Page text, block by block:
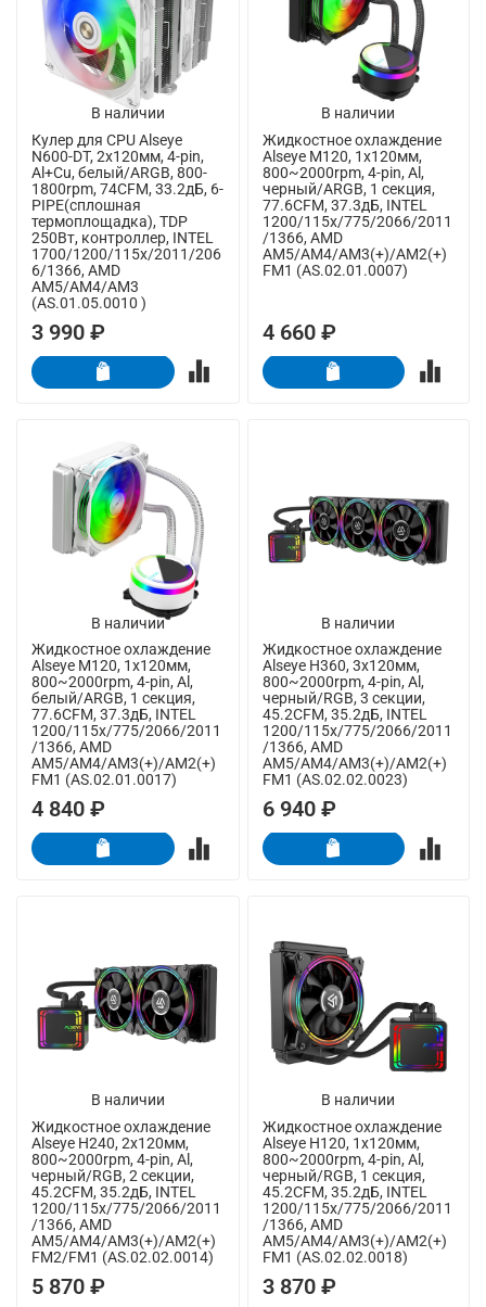
В наличии
Кулер для CPU Alseye
N600-DT, 2х120мм, 4-pin,
Al+Cu, белый/ARGB, 800-
1800rpm, 74CFM, 33.2дБ, 6-
PIPE(сплошная
термоплощадка), TDP
250Вт, контроллер, INTEL
1700/1200/115x/2011/206
6/1366, AMD
AM5/AM4/AM3
(AS.01.05.0010 )
3 990 ₽
В наличии
Жидкостное охлаждение
Alseye M120, 1х120мм,
800~2000rpm, 4-pin, Al,
черный/ARGB, 1 секция,
77.6CFM, 37.3дБ, INTEL
1200/115x/775/2066/2011
/1366, AMD
AM5/AM4/AM3(+)/AM2(+)
FM1 (AS.02.01.0007)
4 660 ₽
В наличии
Жидкостное охлаждение
Alseye M120, 1х120мм,
800~2000rpm, 4-pin, Al,
белый/ARGB, 1 секция,
77.6CFM, 37.3дБ, INTEL
1200/115x/775/2066/2011
/1366, AMD
AM5/AM4/AM3(+)/AM2(+)
FM1 (AS.02.01.0017)
4 840 ₽
В наличии
Жидкостное охлаждение
Alseye H360, 3х120мм,
800~2000rpm, 4-pin, Al,
черный/RGB, 3 секции,
45.2CFM, 35.2дБ, INTEL
1200/115x/775/2066/2011
/1366, AMD
AM5/AM4/AM3(+)/AM2(+)
FM1 (AS.02.02.0023)
6 940 ₽
В наличии
Жидкостное охлаждение
Alseye H240, 2х120мм,
800~2000rpm, 4-pin, Al,
черный/RGB, 2 секции,
45.2CFM, 35.2дБ, INTEL
1200/115x/775/2066/2011
/1366, AMD
AM5/AM4/AM3(+)/AM2(+)
FM2/FM1 (AS.02.02.0014)
5 870 ₽
В наличии
Жидкостное охлаждение
Alseye H120, 1х120мм,
800~2000rpm, 4-pin, Al,
черный/RGB, 1 секция,
45.2CFM, 35.2дБ, INTEL
1200/115x/775/2066/2011
/1366, AMD
AM5/AM4/AM3(+)/AM2(+)
FM1 (AS.02.02.0018)
3 870 ₽